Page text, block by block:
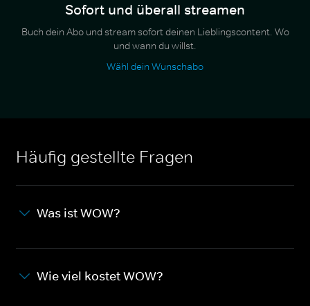
Sofort und überall streamen
Buch dein Abo und stream sofort deinen Lieblingscontent. Wo
und wann du willst.
Wähl dein Wunschabo
Häufig gestellte Fragen
Was ist WOW?
Wie viel kostet WOW?